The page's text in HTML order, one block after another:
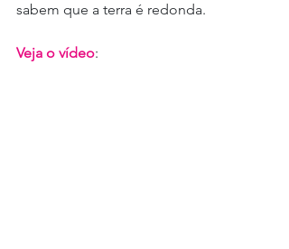
sabem que a terra é redonda.
Veja o vídeo: